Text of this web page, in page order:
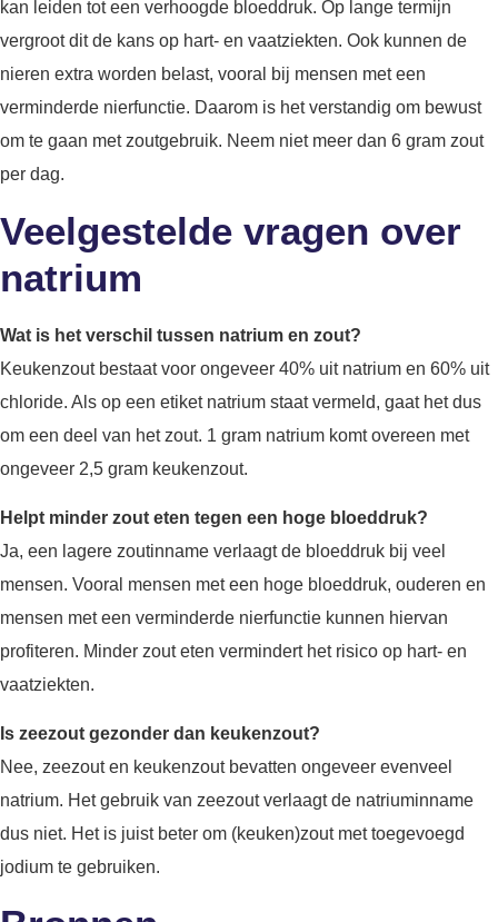
kan leiden tot een verhoogde bloeddruk. Op lange termijn
vergroot dit de kans op hart- en vaatziekten. Ook kunnen de
nieren extra worden belast, vooral bij mensen met een
verminderde nierfunctie. Daarom is het verstandig om bewust
om te gaan met zoutgebruik. Neem niet meer dan 6 gram zout
per dag.
Veelgestelde vragen over
natrium
Wat is het verschil tussen natrium en zout?
Keukenzout bestaat voor ongeveer 40% uit natrium en 60% uit
chloride. Als op een etiket natrium staat vermeld, gaat het dus
om een deel van het zout. 1 gram natrium komt overeen met
ongeveer 2,5 gram keukenzout.
Helpt minder zout eten tegen een hoge bloeddruk?
Ja, een lagere zoutinname verlaagt de bloeddruk bij veel
mensen. Vooral mensen met een hoge bloeddruk, ouderen en
mensen met een verminderde nierfunctie kunnen hiervan
profiteren. Minder zout eten vermindert het risico op hart- en
vaatziekten.
Is zeezout gezonder dan keukenzout?
Nee, zeezout en keukenzout bevatten ongeveer evenveel
natrium. Het gebruik van zeezout verlaagt de natriuminname
dus niet. Het is juist beter om (keuken)zout met toegevoegd
jodium te gebruiken.